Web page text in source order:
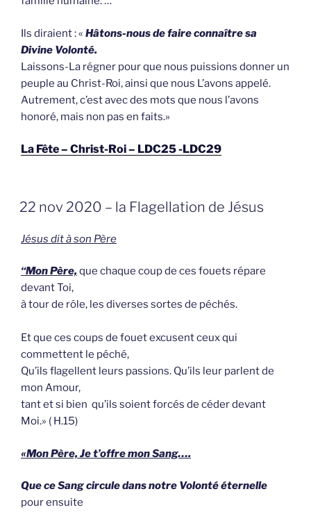
Ils diraient : « Hâtons-nous de faire connaître sa
Divine Volonté.
Laissons-La régner pour que nous puissions donner un
peuple au Christ-Roi, ainsi que nous L’avons appelé.
Autrement, c’est avec des mots que nous l’avons
honoré, mais non pas en faits.»
La Fête – Christ-Roi – LDC25 -LDC29
GEPLAATST
OP
22 nov 2020 – la Flagellation de Jésus
Jésus dit à son Père
“Mon Père,que chaque coup de ces fouets répare
devant Toi,
à tour de rôle, les diverses sortes de péchés.
Et que ces coups de fouet excusent ceux qui
commettent le péché,
Qu’ils flagellent leurs passions. Qu’ils leur parlent de
mon Amour,
tant et si bien qu’ils soient forcés de céder devant
Moi.» ( H.15)
«Mon Père, Je t’offre mon Sang….
Que ce Sang circule dans notre Volonté éternelle
pour ensuite